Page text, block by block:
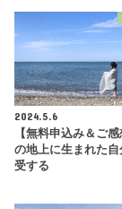
2024.5.6
【無料申込み＆ご
の地上に生まれた
受する